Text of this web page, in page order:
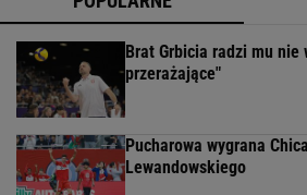
Brat Grbicia radzi mu nie
przerażające"
Pucharowa wygrana
Lewandowskiego